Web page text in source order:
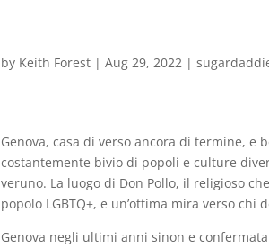
by Keith Forest |Aug 29, 2022 |
Genova, casa di verso ancora di termine, e
costantemente bivio di popoli e culture
veruno. La luogo di Don Pollo, il religioso
popolo LGBTQ+, e un’ottima mira verso
Genova negli ultimi anni sinon e